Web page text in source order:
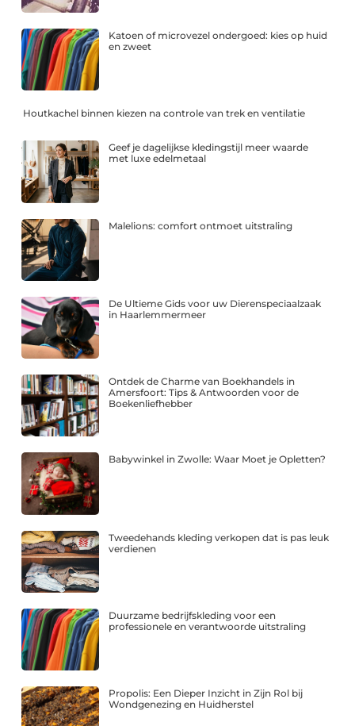
Katoen of microvezel ondergoed: kies op huid
en zweet
Houtkachel binnen kiezen na controle van trek en ventilatie
Geef je dagelijkse kledingstijl meer waarde
met luxe edelmetaal
Malelions: comfort ontmoet uitstraling
De Ultieme Gids voor uw Dierenspeciaalzaak
in Haarlemmermeer
Ontdek de Charme van Boekhandels in
Amersfoort: Tips & Antwoorden voor de
Boekenliefhebber
Babywinkel in Zwolle: Waar Moet je Opletten?
Tweedehands kleding verkopen dat is pas leuk
verdienen
Duurzame bedrijfskleding voor een
professionele en verantwoorde uitstraling
Propolis: Een Dieper Inzicht in Zijn Rol bij
Wondgenezing en Huidherstel